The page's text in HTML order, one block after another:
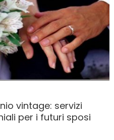
vintage: servizi
per i futuri sposi